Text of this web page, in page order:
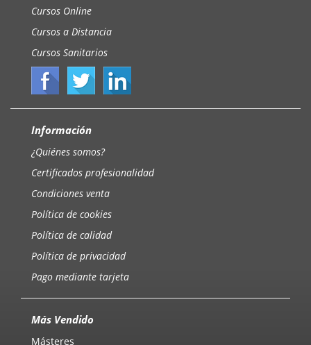
Cursos Online
Cursos a Distancia
Cursos Sanitarios
Información
¿Quiénes somos?
Certificados profesionalidad
Condiciones venta
Política de cookies
Política de calidad
Política de privacidad
Pago mediante tarjeta
Más Vendido
Másteres